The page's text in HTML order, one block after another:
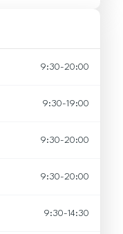
9:30-20:00
9:30-19:00
9:30-20:00
9:30-20:00
9:30-14:30